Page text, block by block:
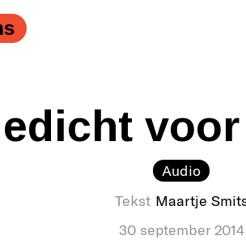
Audio
Tekst Maartje
30 september 2014